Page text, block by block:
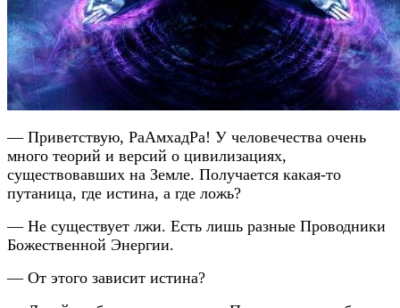
— Приветствую, РаАмхадРа! У человечества очень
много теорий и версий о цивилизациях,
существовавших на Земле. Получается какая-то
путаница, где истина, а где ложь?
— Не существует лжи. Есть лишь разные Проводники
Божественной Энергии.
— От этого зависит истина?